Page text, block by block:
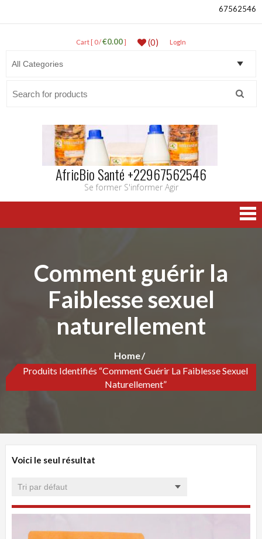
67562546
Cart [ 0 /€0.00] (0) LogIn
AfricBio Santé +22967562546
Se former S'informer Agir
Comment guérir la
Faiblesse sexuel
naturellement
Home
Produits Identifiés “Comment Guérir La Faiblesse Sexuel
Naturellement”
Voici le seul résultat